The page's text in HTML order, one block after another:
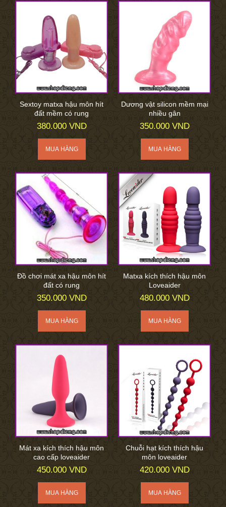
Sextoy matxa hậu môn hít
đất mềm có rung
380.000 VND
Dương vật silicon mềm mại
nhiều gân
350.000 VND
Đồ chơi mát xa hậu môn hít
đất có rung
350.000 VND
Matxa kích thích hậu môn
Loveaider
480.000 VND
Mát xa kích thích hậu môn
cao cấp loveaider
450.000 VND
Chuỗi hạt kích thích hậu
môn loveaider
420.000 VND